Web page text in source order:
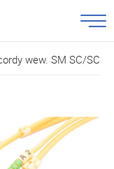
wew. SM SC/SC